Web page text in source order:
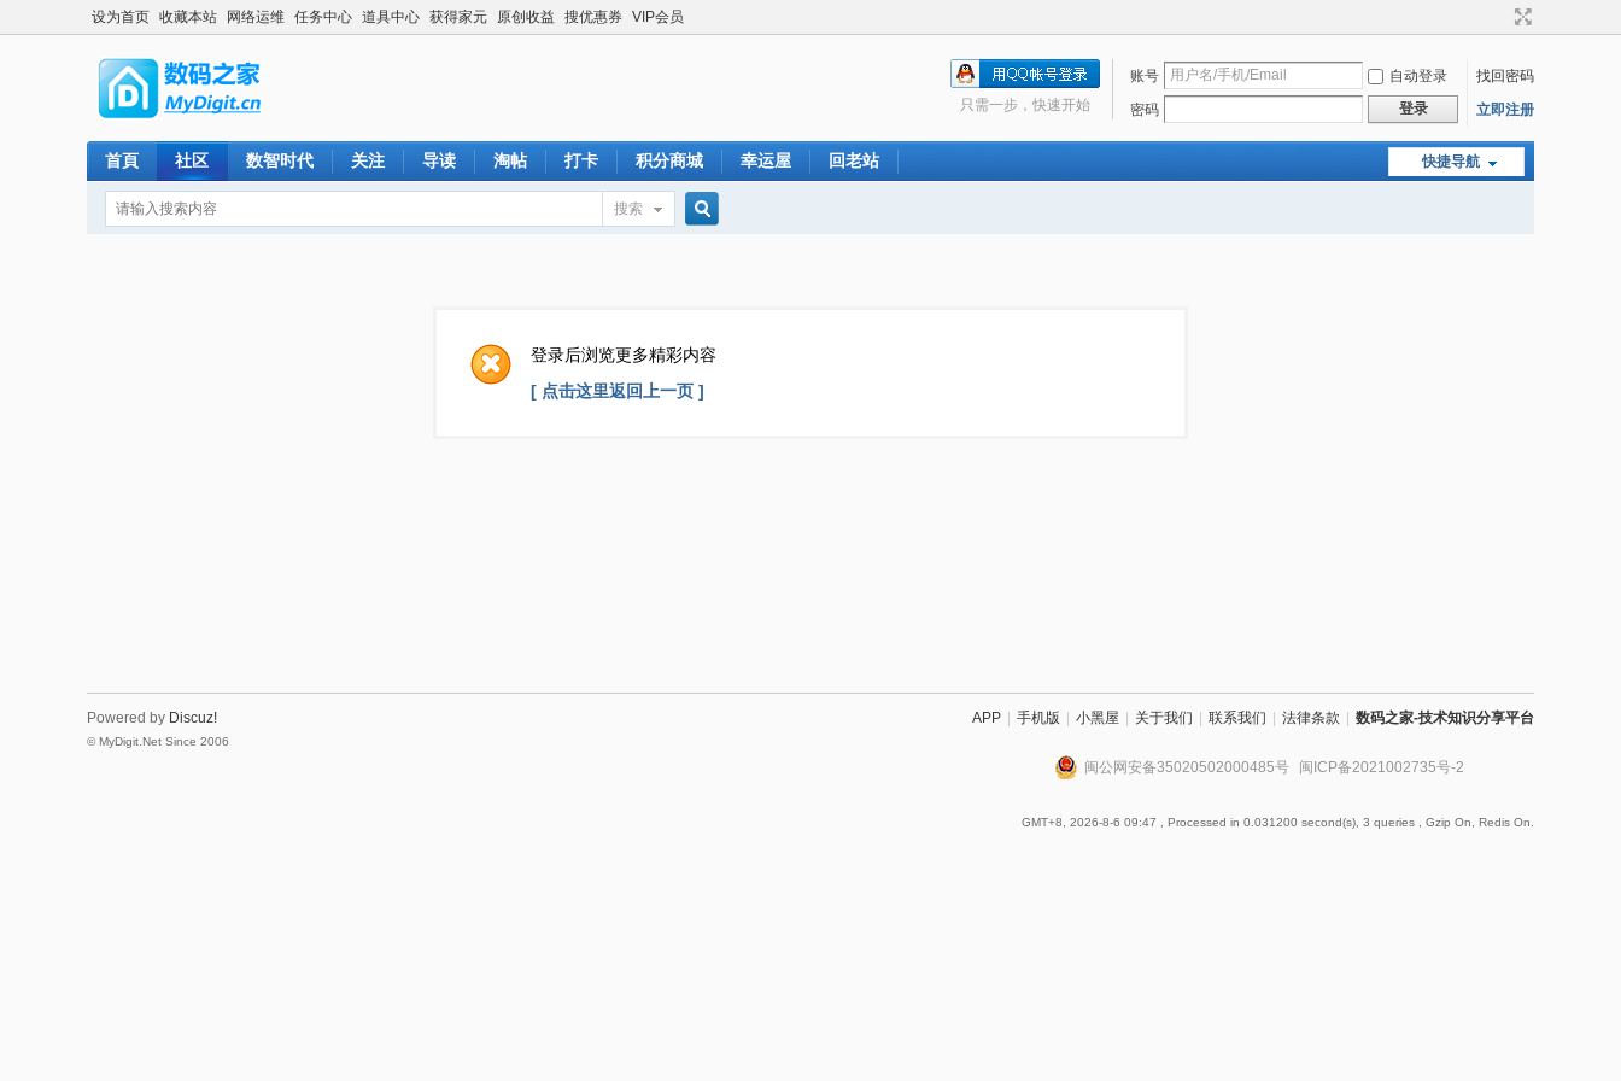
设为首页 收藏本站 网络运维 任务中心 道具中心 获得家元 原创收益 搜优惠券 VIP会员
账号 自动登录
找回密码
密码
登录 立即注册
只需一步，快速开始
快捷导航
首頁 社区 数智时代 关注 导读 淘帖 打卡 积分商城 幸运屋 回老站
搜索
索
登录后浏览更多精彩内容
[ 点击这里返回上一页 ]
APP 手机版 小黑屋 关于我们 联系我们 法律条款 数码之家-技术知识分享平台
闽公网安备35020502000485号 闽ICP备2021002735号-2
GMT+8, 2026-8-6 09:47 , Processed in 0.031200 second(s), 3 queries , Gzip On, Redis On.
Powered by Discuz!
© MyDigit.Net Since 2006